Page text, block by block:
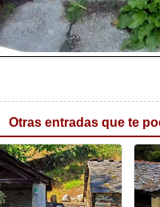
Otras entradas que te